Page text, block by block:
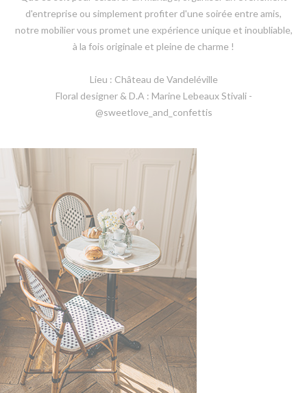
d'entreprise ou simplement profiter d'une soirée entre amis,
notre mobilier vous promet une expérience unique et inoubliable,
à la fois originale et pleine de charme !
Lieu : Château de Vandeléville
Floral designer & D.A : Marine Lebeaux Stivali -
@sweetlove_and_confettis